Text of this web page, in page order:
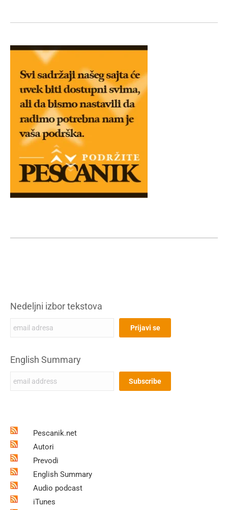
Nedeljni izbor tekstova
English Summary
Pescanik.net
Autori
Prevodi
English Summary
Audio podcast
iTunes